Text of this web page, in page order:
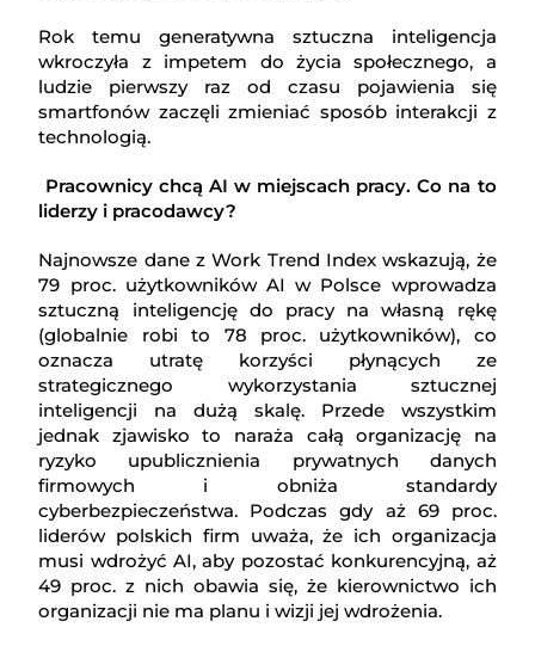
Rok temu generatywna sztuczna inteligencja
wkroczyła z impetem do życia społecznego, a
ludzie pierwszy raz od czasu pojawienia się
smartfonów zaczęli zmieniać sposób interakcji z
technologią.
Pracownicy chcą AI w miejscach pracy. Co na to
liderzy i pracodawcy?
Najnowsze dane z Work Trend Index wskazują, że
79 proc. użytkowników AI w Polsce wprowadza
sztuczną inteligencję do pracy na własną rękę
(globalnie robi to 78 proc. użytkowników), co
oznacza utratę korzyści płynących ze
strategicznego wykorzystania sztucznej
inteligencji na dużą skalę. Przede wszystkim
jednak zjawisko to naraża całą organizację na
ryzyko upublicznienia prywatnych danych
firmowych i obniża standardy
cyberbezpieczeństwa. Podczas gdy aż 69 proc.
liderów polskich firm uważa, że ich organizacja
musi wdrożyć AI, aby pozostać konkurencyjną, aż
49 proc. z nich obawia się, że kierownictwo ich
organizacji nie ma planu i wizji jej wdrożenia.